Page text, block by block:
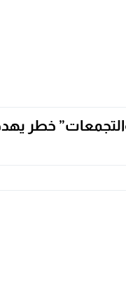
والتجمعات” خطر